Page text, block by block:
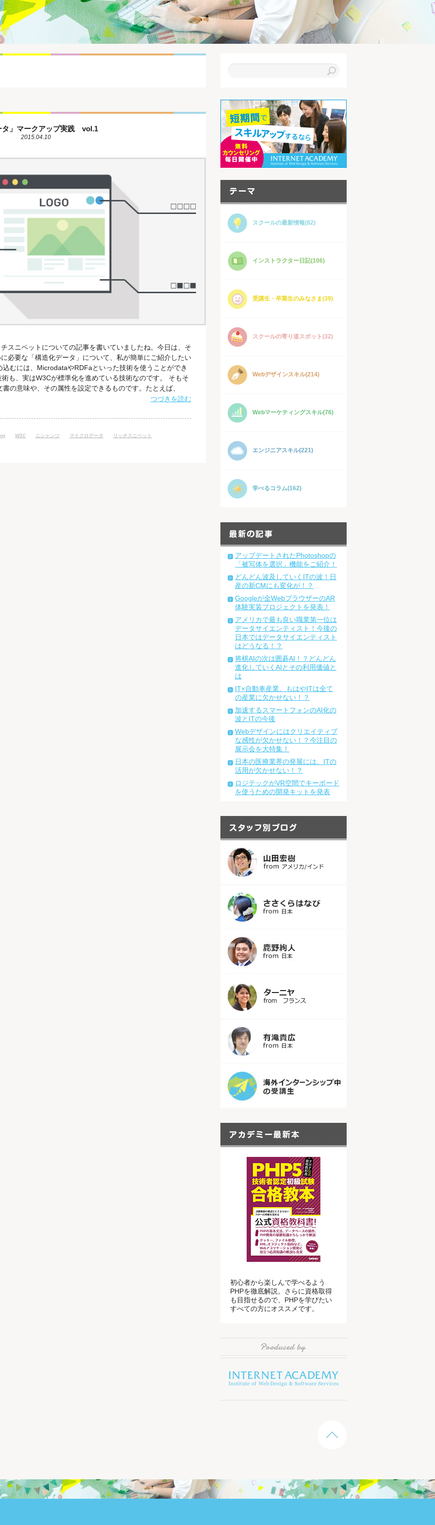
タ」マークアップ実践 vol.1
2015.04.10
スニペットについての記事を書いていましたね。今日は、そ
必要な「構造化データ」について、私が簡単にご紹介したい
むには、MicrodataやRDFaといった技術を使うことができ
も、実はW3Cが標準化を進めている技術なのです。 そもそ
の意味や、その属性を設定できるものです。たとえば、
ージ上にあるとします。これは、HTML5のtime要素を使えば
つづきを読む
W3C ニシャンツ マイクロデータ
リッチスニペット
スクールの最新情報(82)
インストラクター日記(106)
受講生・卒業生のみなさま(39)
スクールの寄り道スポット(32)
Webデザインスキル(214)
Webマーケティングスキル(76)
エンジニアスキル(221)
学べるコラム(162)
アップデートされたPhotoshopの
「被写体を選択」機能をご紹介！
どんどん波及していくITの波！日
産の新CMにも変化が！？
Googleが全WebブラウザーのAR
体験実装プロジェクトを発表！
アメリカで最も良い職業第一位は
データサイエンティスト！今後の
日本ではデータサイエンティスト
はどうなる！？
将棋AIの次は囲碁AI！？どんどん
進化していくAIとその利用価値と
は
IT×自動車産業。もはやITは全て
の産業に欠かせない！？
加速するスマートフォンのAI化の
波とITの今後
Webデザインにはクリエイティブ
な感性が欠かせない！？今注目の
展示会を大特集！
日本の医療業界の発展には、ITの
活用が欠かせない！？
ロジテックがVR空間でキーボード
を使うための開発キットを発表
初心者から楽しんで学べるよう
PHPを徹底解説。さらに資格取得
も目指せるので、PHPを学びたい
すべての方にオススメです。